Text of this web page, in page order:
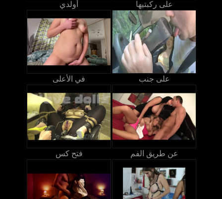
أولدي على ركبتيها
في الأعلى على جنب
فتح كس عن طريق الفم